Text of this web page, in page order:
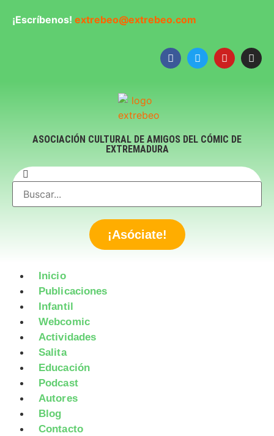
¡Escríbenos! extrebeo@extrebeo.com
ASOCIACIÓN CULTURAL DE AMIGOS DEL CÓMIC DE
EXTREMADURA
¡Asóciate!
Inicio
Publicaciones
Infantil
Webcomic
Actividades
Salita
Educación
Podcast
Autores
Blog
Contacto